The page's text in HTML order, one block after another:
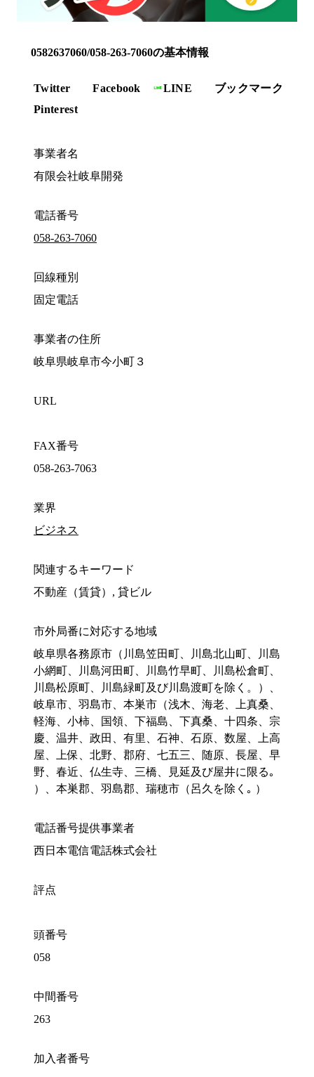
0582637060/058-263-7060の基本情報
Twitter Facebook LINE
ブックマーク
Pinterest
事業者名
有限会社岐阜開発
電話番号
058-263-7060
回線種別
固定電話
事業者の住所
岐阜県岐阜市今小町３
URL
FAX番号
058-263-7063
業界
ビジネス
関連するキーワード
不動産（賃貸）, 貸ビル
市外局番に対応する地域
岐阜県各務原市（川島笠田町、川島北山町、川島
小網町、川島河田町、川島竹早町、川島松倉町、
川島松原町、川島緑町及び川島渡町を除く。）、
岐阜市、羽島市、本巣市（浅木、海老、上真桑、
軽海、小柿、国領、下福島、下真桑、十四条、宗
慶、温井、政田、有里、石神、石原、数屋、上高
屋、上保、北野、郡府、七五三、随原、長屋、早
野、春近、仏生寺、三橋、見延及び屋井に限る｡
）、本巣郡、羽島郡、瑞穂市（呂久を除く｡ ）
電話番号提供事業者
西日本電信電話株式会社
評点
頭番号
058
中間番号
263
加入者番号